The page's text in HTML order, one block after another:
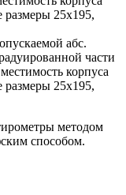
25х195,
абс.
части
корпуса
25х195,
методом
способом.